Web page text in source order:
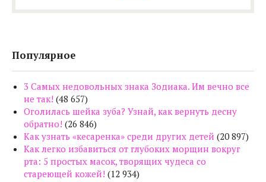
Популярное
3 Самых недовольных знака Зодиака. Им вечно все
не так! (48 657)
Оголилась шейка зуба? Узнай, как вернуть десну
обратно! (26 846)
Как узнать «кесаренка» среди других детей (20 897)
Как легко избавиться от глубоких морщин вокруг
рта: 5 простых масок, творящих чудеса со
стареющей кожей! (12 934)